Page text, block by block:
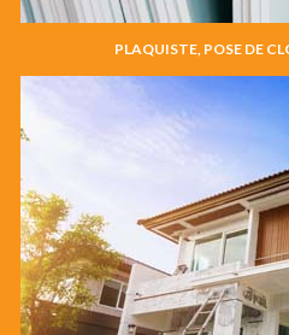
PLAQUISTE, POSE DE